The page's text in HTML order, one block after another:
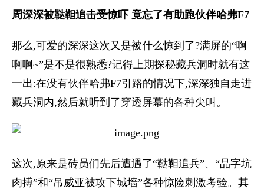
周深深被鞑靼追击受惊吓 竟忘了有助跑伙伴哈弗F7
那么,可爱的深深这次又是被什么惊到了?满屏的“啊
啊啊~”是不是很熟悉?记得上期探秘藏兵洞时就有这
一出:在没有伙伴哈弗F7引路的情况下,深深独自走进
藏兵洞内,然后就听到了穿透屏幕的各种尖叫。
这次,原来是砖员们先后遭遇了“鞑靼追兵”、“品字坑
肉搏”和“吊威亚被攻下城墙”各种惊险刺激考验。其